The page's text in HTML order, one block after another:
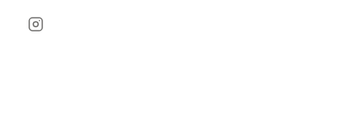
Instagram